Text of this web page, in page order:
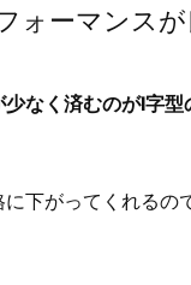
ォーマンスが
なく済むのがI字
下がってくれるの